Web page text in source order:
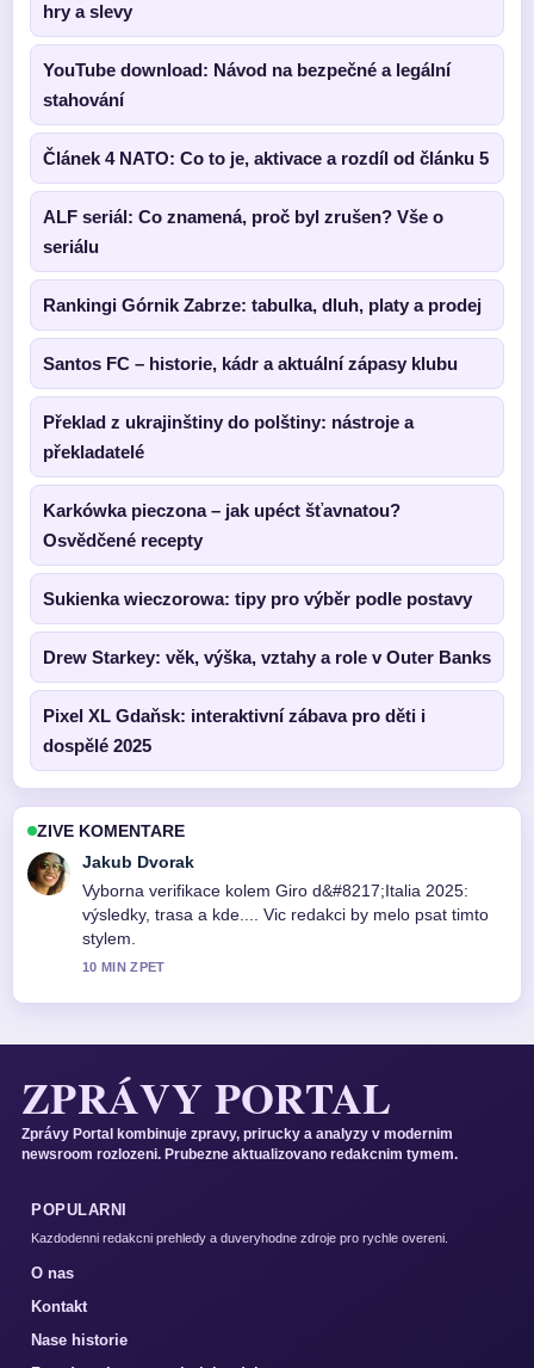
hry a slevy
YouTube download: Návod na bezpečné a legální
stahování
Článek 4 NATO: Co to je, aktivace a rozdíl od článku 5
ALF seriál: Co znamená, proč byl zrušen? Vše o
seriálu
Rankingi Górnik Zabrze: tabulka, dluh, platy a prodej
Santos FC – historie, kádr a aktuální zápasy klubu
Překlad z ukrajinštiny do polštiny: nástroje a
překladatelé
Karkówka pieczona – jak upéct šťavnatou?
Osvědčené recepty
Sukienka wieczorowa: tipy pro výběr podle postavy
Drew Starkey: věk, výška, vztahy a role v Outer Banks
Pixel XL Gdaňsk: interaktivní zábava pro děti i
dospělé 2025
ZIVE KOMENTARE
Jakub Dvorak
Vyborna verifikace kolem Giro d&#8217;Italia 2025:
výsledky, trasa a kde.... Vic redakci by melo psat timto
stylem.
10 MIN ZPET
ZPRÁVY PORTAL
Zprávy Portal kombinuje zpravy, prirucky a analyzy v modernim
newsroom rozlozeni. Prubezne aktualizovano redakcnim tymem.
POPULARNI
Kazdodenni redakcni prehledy a duveryhodne zdroje pro rychle overeni.
O nas
Kontakt
Nase historie